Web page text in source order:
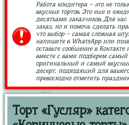
Работа кондитера – это не
вкусных тортов. Это еще и
десятками заказчиков. Для
заказ, но и помочь сделать
что выбор – самая сложная
напишите в WhatsApp или
оставьте сообщение в
вместе с вами подберем
оригинальный и самый
десерт, подходящий для
превосходно отметить
Торт «Гусляр»